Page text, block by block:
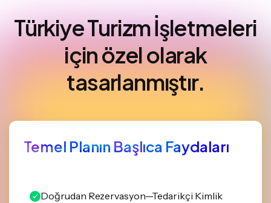
Türkiye Turizm İşletmeleri
için özel olarak
tasarlanmıştır.
Temel Planın Başlıca Faydaları
Doğrudan Rezervasyon—Tedarikçi Kimlik